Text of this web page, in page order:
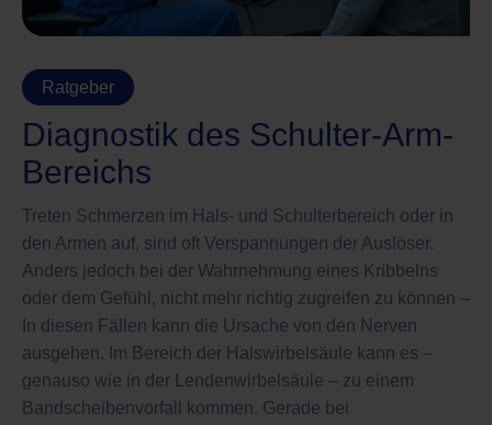
Ratgeber
Diagnostik des Schulter-Arm-
Bereichs
Treten Schmerzen im Hals- und Schulterbereich oder in
den Armen auf, sind oft Verspannungen der Auslöser.
Anders jedoch bei der Wahrnehmung eines Kribbelns
oder dem Gefühl, nicht mehr richtig zugreifen zu können –
In diesen Fällen kann die Ursache von den Nerven
ausgehen. Im Bereich der Halswirbelsäule kann es –
genauso wie in der Lendenwirbelsäule – zu einem
Bandscheibenvorfall kommen. Gerade bei